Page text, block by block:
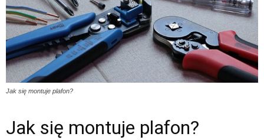
Jak się montuje plafon?
Jak się montuje plafon?